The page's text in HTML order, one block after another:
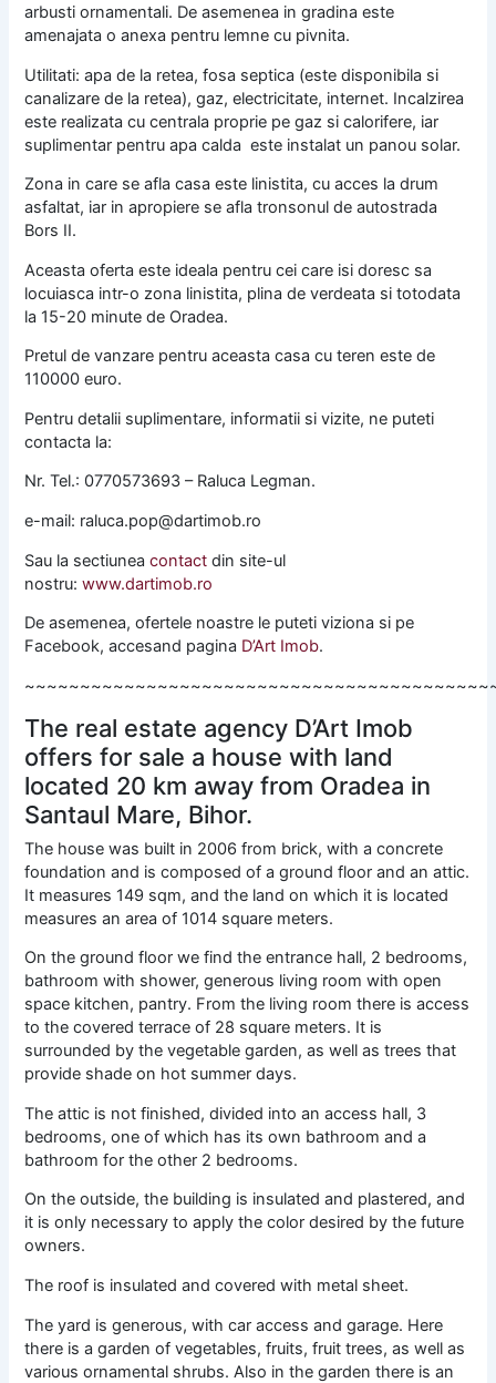
arbusti ornamentali. De asemenea in gradina este
amenajata o anexa pentru lemne cu pivnita.
Utilitati: apa de la retea, fosa septica (este disponibila si
canalizare de la retea), gaz, electricitate, internet. Incalzirea
este realizata cu centrala proprie pe gaz si calorifere, iar
suplimentar pentru apa calda este instalat un panou solar.
Zona in care se afla casa este linistita, cu acces la drum
asfaltat, iar in apropiere se afla tronsonul de autostrada
Bors II.
Aceasta oferta este ideala pentru cei care isi doresc sa
locuiasca intr-o zona linistita, plina de verdeata si totodata
la 15-20 minute de Oradea.
Pretul de vanzare pentru aceasta casa cu teren este de
110000 euro.
Pentru detalii suplimentare, informatii si vizite, ne puteti
contacta la:
Nr. Tel.: 0770573693 – Raluca Legman.
e-mail: raluca.pop@dartimob.ro
Sau la sectiuneacontact din site-ul
nostru:www.dartimob.ro
De asemenea, ofertele noastre le puteti viziona si pe
Facebook, accesand pagina D’Art Imob.
The real estate agency D’Art Imob
offers for sale a house with land
located 20 km away from Oradea in
Santaul Mare, Bihor.
The house was built in 2006 from brick, with a concrete
foundation and is composed of a ground floor and an attic.
It measures 149 sqm, and the land on which it is located
measures an area of 1014 square meters.
On the ground floor we find the entrance hall, 2 bedrooms,
bathroom with shower, generous living room with open
space kitchen, pantry. From the living room there is access
to the covered terrace of 28 square meters. It is
surrounded by the vegetable garden, as well as trees that
provide shade on hot summer days.
The attic is not finished, divided into an access hall, 3
bedrooms, one of which has its own bathroom and a
bathroom for the other 2 bedrooms.
On the outside, the building is insulated and plastered, and
it is only necessary to apply the color desired by the future
owners.
The roof is insulated and covered with metal sheet.
The yard is generous, with car access and garage. Here
there is a garden of vegetables, fruits, fruit trees, as well as
various ornamental shrubs. Also in the garden there is an